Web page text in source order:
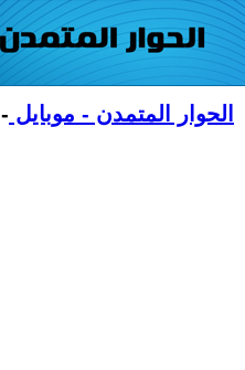
الحوار المتمدن - موبايل -